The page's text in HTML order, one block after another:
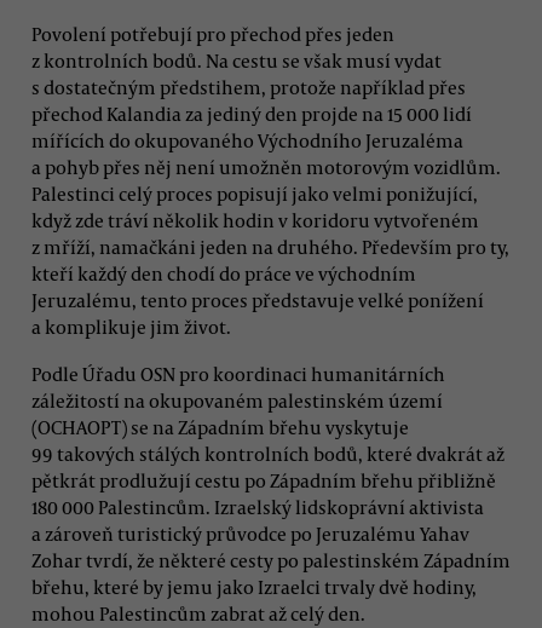
Povolení potřebují pro přechod přes jeden
z kontrolních bodů. Na cestu se však musí vydat
s dostatečným předstihem, protože například přes
přechod Kalandia za jediný den projde na 15 000 lidí
mířících do okupovaného Východního Jeruzaléma
a pohyb přes něj není umožněn motorovým vozidlům.
Palestinci celý proces popisují jako velmi ponižující,
když zde tráví několik hodin v koridoru vytvořeném
z mříží, namačkáni jeden na druhého. Především pro ty,
kteří každý den chodí do práce ve východním
Jeruzalému, tento proces představuje velké ponížení
a komplikuje jim život.
Podle Úřadu OSN pro koordinaci humanitárních
záležitostí na okupovaném palestinském území
(OCHAOPT) se na Západním břehu vyskytuje
99 takových stálých kontrolních bodů, které dvakrát až
pětkrát prodlužují cestu po Západním břehu přibližně
180 000 Palestincům. Izraelský lidskoprávní aktivista
a zároveň turistický průvodce po Jeruzalému Yahav
Zohar tvrdí, že některé cesty po palestinském Západním
břehu, které by jemu jako Izraelci trvaly dvě hodiny,
mohou Palestincům zabrat až celý den.